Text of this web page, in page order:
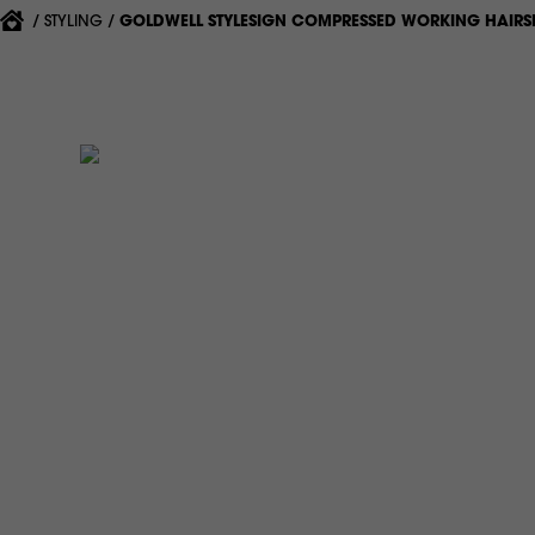
STYLING {'CURRENT'|T}:
GOLDWELL STYLESIGN COMPRESSED WORKING